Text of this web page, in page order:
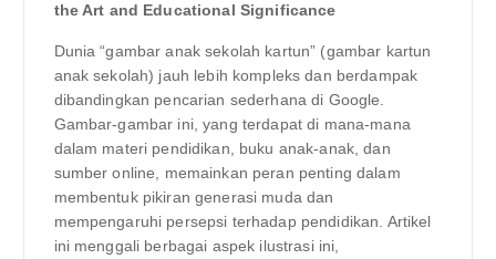
the Art and Educational Significance
Dunia “gambar anak sekolah kartun” (gambar kartun
anak sekolah) jauh lebih kompleks dan berdampak
dibandingkan pencarian sederhana di Google.
Gambar-gambar ini, yang terdapat di mana-mana
dalam materi pendidikan, buku anak-anak, dan
sumber online, memainkan peran penting dalam
membentuk pikiran generasi muda dan
mempengaruhi persepsi terhadap pendidikan. Artikel
ini menggali berbagai aspek ilustrasi ini,